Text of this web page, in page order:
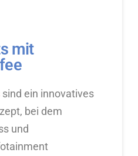
mit
sind ein innovatives
bei dem
und